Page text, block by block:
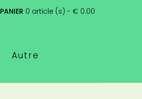
PANIER 0 article (s) - € 0.00
Autre